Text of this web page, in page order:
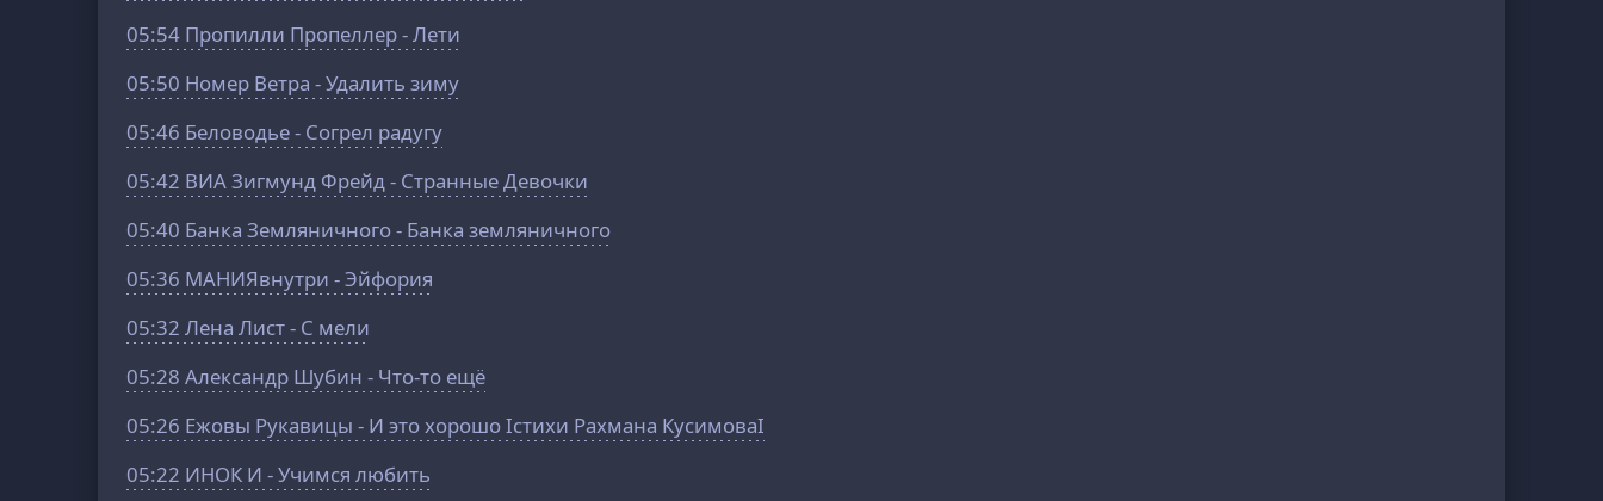
05:54 Пропилли Пропеллер - Лети
05:50 Номер Ветра - Удалить зиму
05:46 Беловодье - Согрел радугу
05:42 ВИА Зигмунд Фрейд - Странные Девочки
05:40 Банка Земляничного - Банка земляничного
05:36 МАНИЯвнутри - Эйфория
05:32 Лeна Лиcт - С мeли
05:28 Александр Шубин - Что-то ещё
05:26 Ежовы Рукавицы - И это хорошо Iстихи Рахмана КусимоваI
05:22 ИНОК И - Учимся любить